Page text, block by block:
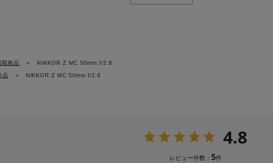
ンブレムと、塗装質感を向上させた新デザインを採用
範囲を制限することで、接写撮影をする際のピント合わ
31° 30′（撮像範囲DX）
商品 > NIKKOR Z MC 50mm f/2.8
品 > NIKKOR Z MC 50mm f/2.8
4.8
レビュー件数： 5件